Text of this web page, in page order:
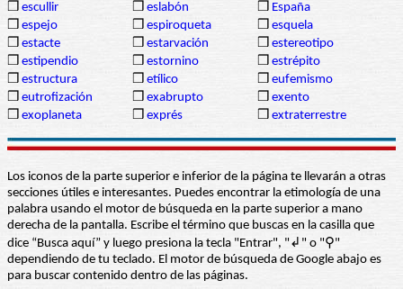
❒ escullir ❒ eslabón ❒ España
❒ espejo ❒ espiroqueta ❒ esquela
❒ estacte ❒ estarvación ❒ estereotipo
❒ estipendio ❒ estornino ❒ estrépito
❒ estructura ❒ etílico ❒ eufemismo
❒ eutrofización ❒ exabrupto ❒ exento
❒ exoplaneta ❒ exprés ❒ extraterrestre
Los iconos de la parte superior e inferior de la página te llevarán a otras
secciones útiles e interesantes. Puedes encontrar la etimología de una
palabra usando el motor de búsqueda en la parte superior a mano
derecha de la pantalla. Escribe el término que buscas en la casilla que
dice “Busca aquí” y luego presiona la tecla "Entrar", "↲" o "⚲"
dependiendo de tu teclado. El motor de búsqueda de Google abajo es
para buscar contenido dentro de las páginas.